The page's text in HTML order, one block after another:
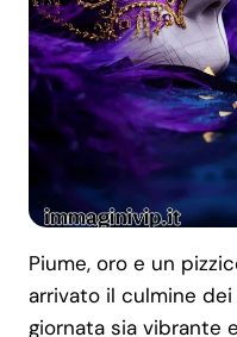
Piume, oro e un
arrivato il culmine
giornata sia vibrante